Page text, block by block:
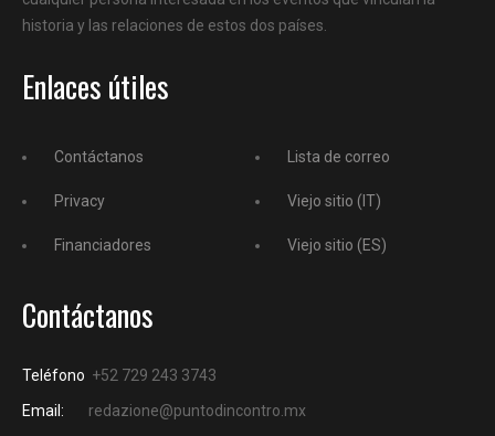
historia y las relaciones de estos dos países.
Enlaces útiles
Contáctanos
Privacy
Financiadores
Lista de correo
Viejo sitio (IT)
Viejo sitio (ES)
Contáctanos
Teléfono +52 729 243 3743
Email:
redazione@puntodincontro.mx